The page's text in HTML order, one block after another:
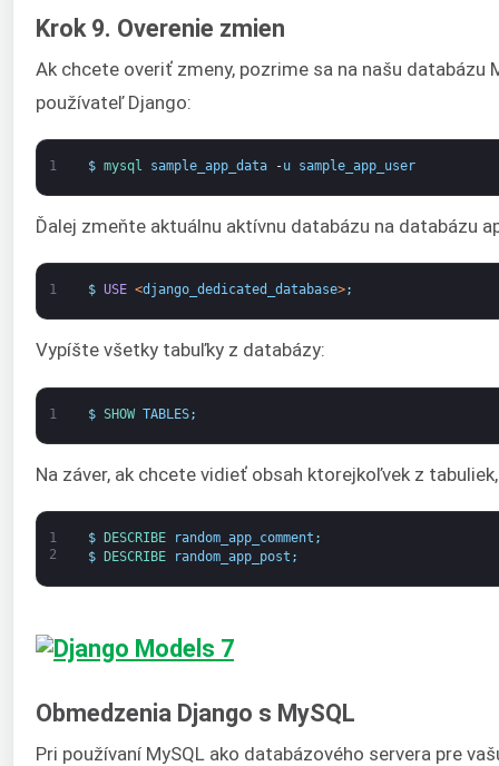
Krok 9. Overenie zmien
Ak chcete overiť zmeny, pozrime sa na našu databázu
používateľ Django:
1 $ mysql sample_app_data -u sample_app_user
Ďalej zmeňte aktuálnu aktívnu databázu na databázu
1 $ USE <django_dedicated_database>;
Vypíšte všetky tabuľky z databázy:
1 $ SHOW TABLES;
Na záver, ak chcete vidieť obsah ktorejkoľvek z
1
2
$ DESCRIBE random_app_comment ;
$
DESCRIBE random_app_post ;
Obmedzenia Django s MySQL
Pri používaní MySQL ako databázového servera pre